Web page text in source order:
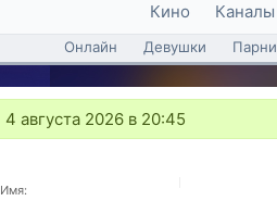
Кино Каналы
Онлайн Девушки Парни
4 августа 2026 в 20:45
Имя: